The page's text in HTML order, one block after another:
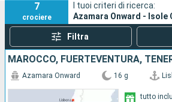
Ricerca
7
crociere
I tuoi criteri di ricerca:
Azamara Onward - Isole
Filtra
Azamara Onward 16 g
tutto